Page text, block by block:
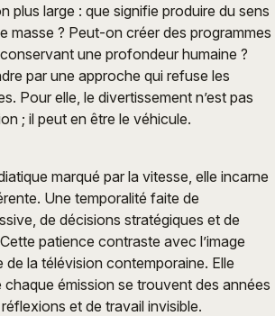
plus large : que signifie produire du sens
masse ? Peut-on créer des programmes
une profondeur humaine ?
par une approche qui refuse les
Pour elle, le divertissement n’est pas
; il peut en être le véhicule.
marqué par la vitesse, elle incarne
Une temporalité faite de
de décisions stratégiques et de
patience contraste avec l’image
la télévision contemporaine. Elle
chaque émission se trouvent des années
et de travail invisible.